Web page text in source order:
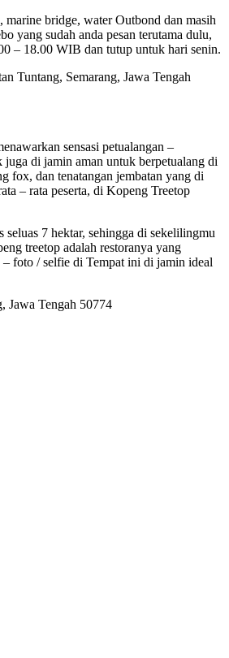
bridge, water Outbond dan masih
yang sudah anda pesan terutama dulu,
– 18.00 WIB dan tutup untuk hari senin.
Tuntang, Semarang, Jawa Tengah
sensasi petualangan –
di jamin aman untuk berpetualang di
fox, dan tenatangan jembatan yang di
– rata peserta, di Kopeng Treetop
7 hektar, sehingga di sekelilingmu
treetop adalah restoranya yang
foto / selfie di Tempat ini di jamin ideal
Jawa Tengah 50774